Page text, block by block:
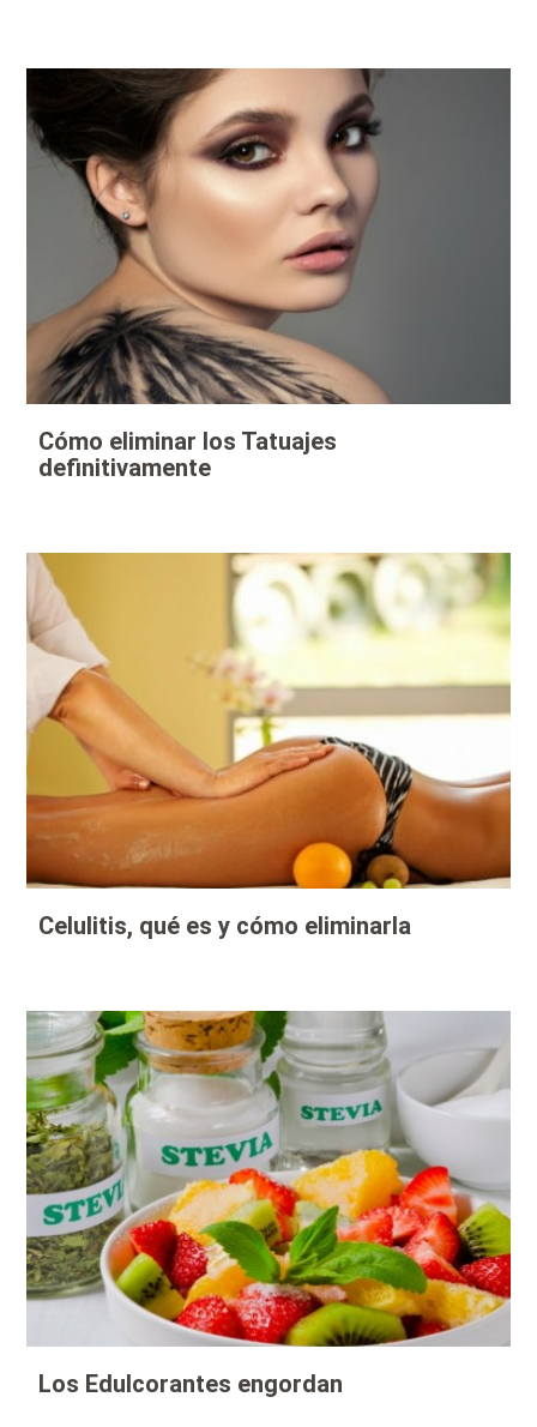
Cómo eliminar los Tatuajes
definitivamente
Celulitis, qué es y cómo eliminarla
Los Edulcorantes engordan